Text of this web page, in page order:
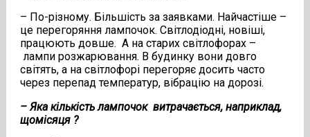
– По-різному. Більшість за заявками. Найчастіше –
це перегоряння лампочок. Світлодіодні, новіші,
працюють довше. А на старих світлофорах –
лампи розжарювання. В будинку вони довго
світять, а на світлофорі перегоряє досить часто
через перепад температур, вібрацію на дорозі.
– Яка кількість лампочок витрачається, наприклад,
щомісяця ?